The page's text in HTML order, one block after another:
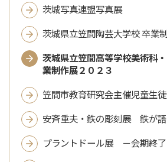
茨城写真連盟写真展
茨城県立笠間陶芸大学校 卒業
茨城県立笠間高等学校美術科
業制作展２０２３
笠間市教育研究会主催児童生
安斉重夫・鉄の彫刻展 鉄が
プラントドール展 －会期終